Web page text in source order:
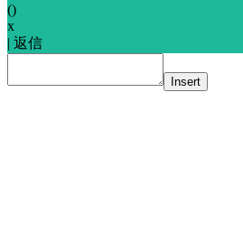
()
x
| 返信
Insert